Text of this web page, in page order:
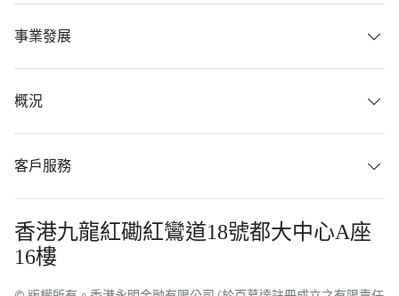
事業發展
概況
客戶服務
香港九龍紅磡紅鸞道18號都大中心A座
16樓